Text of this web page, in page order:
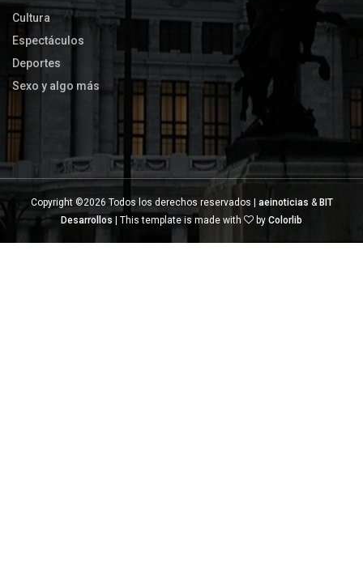
Cultura
Espectáculos
Deportes
Sexo y algo más
Copyright ©2026 Todos los derechos reservados | aeinoticias & BIT
Desarrollos | This template is made with by Colorlib